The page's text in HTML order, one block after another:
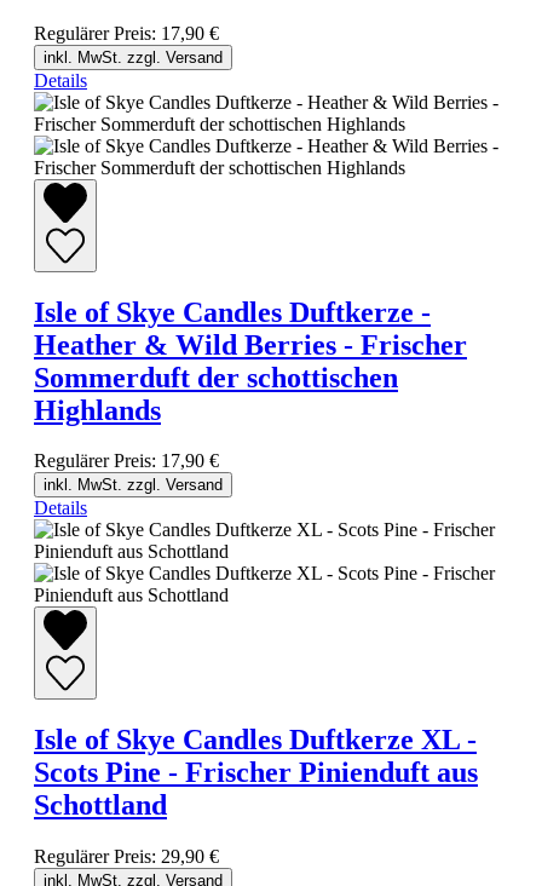
Regulärer Preis: 17,90 €
inkl. MwSt. zzgl. Versand
Details
Isle of Skye Candles Duftkerze -
Heather & Wild Berries - Frischer
Sommerduft der schottischen
Highlands
Regulärer Preis: 17,90 €
inkl. MwSt. zzgl. Versand
Details
Isle of Skye Candles Duftkerze XL -
Scots Pine - Frischer Pinienduft aus
Schottland
Regulärer Preis: 29,90 €
inkl. MwSt. zzgl. Versand